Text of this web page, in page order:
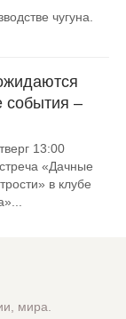
чугуна.
–
13:00
«Дачные
в клубе
мира.